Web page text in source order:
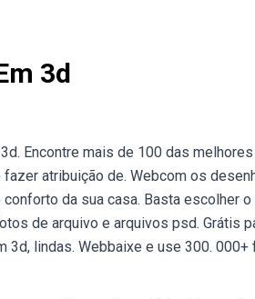
3d
Encontre mais de 100 das
atribuição de. Webcom os
da sua casa. Basta escolher
de arquivo e arquivos psd. Grátis
3d, lindas. Webbaixe e use 300.